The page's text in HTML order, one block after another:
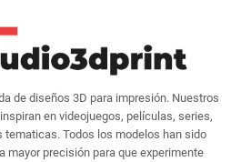
de diseños 3D para impresión. Nuestros
en videojuegos, películas, series,
tematicas. Todos los modelos han sido
mayor precisión para que experimente